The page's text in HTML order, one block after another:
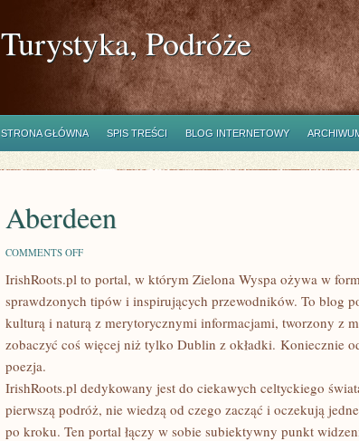
Turystyka, Podróże
STRONA GŁÓWNA SPIS TREŚCI BLOG INTERNETOWY
Aberdeen
COMMENTS OFFON
IrishRoots.pl to portal, w którym Zielona Wyspa ożywa w
sprawdzonych tipów i inspirujących przewodników. To blog
kulturą i naturą z merytorycznymi informacjami, tworzony z
zobaczyć coś więcej niż tylko Dublin z okładki. Koniecznie
poezja.
IrishRoots.pl dedykowany jest do ciekawych celtyckiego
pierwszą podróż, nie wiedzą od czego zacząć i oczekują
po kroku. Ten portal łączy w sobie subiektywny punkt